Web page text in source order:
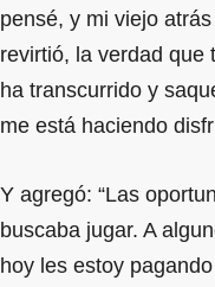
pensé, y mi viejo
revirtió, la verdad que
ha transcurrido y
me está haciendo
Y agregó: “Las
buscaba jugar. A
hoy les estoy